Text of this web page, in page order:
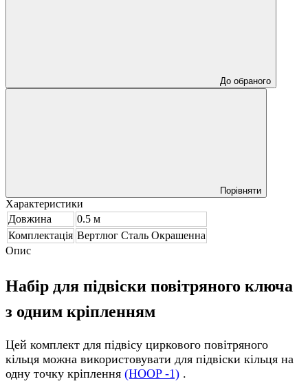
До обраного
Порівняти
Характеристики
Довжина
0.5 м
Комплектація Вертлюг Сталь Окрашенна
Опис
Набір для підвіски повітряного ключа
з одним кріпленням
Цей комплект для підвісу циркового повітряного
кільця можна використовувати для підвіски кільця на
одну точку кріплення (HOOP -1) .